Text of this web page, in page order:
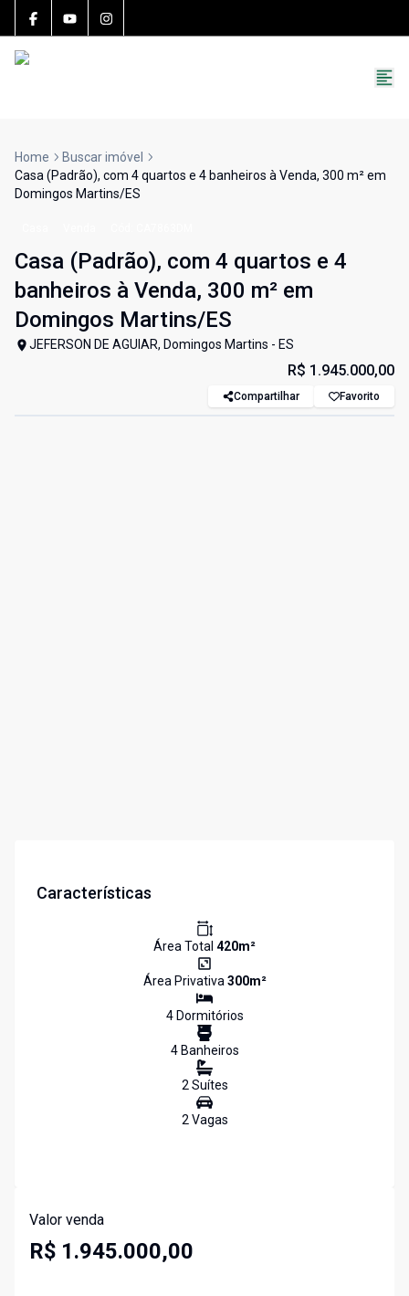
Home
Buscar imóvel
Casa (Padrão), com 4 quartos e 4 banheiros à Venda, 300 m² em
Domingos Martins/ES
Casa (Padrão), com 4 quartos e 4
banheiros à Venda, 300 m² em
Domingos Martins/ES
JEFERSON DE AGUIAR, Domingos Martins - ES
R$ 1.945.000,00
Compartilhar Favorito
Características
Área Total 420m²
Área Privativa300m²
4Dormitórios
4Banheiros
2Suítes
2Vagas
Valor venda
R$ 1.945.000,00